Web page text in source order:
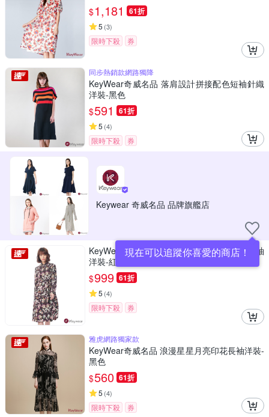
$1,181 61折
5 (3)
限時下殺 券
同步熱銷款網路獨降
KeyWear奇威名品 落肩設計拼接配色短袖針織
洋裝-黑色
$591 61折
5 (4)
限時下殺 券
Keywear 奇威名品 品牌旗艦店
現在可以追蹤你喜愛的商店！
KeyWear奇威名品 翻領開襟綁帶花卉印花長袖
洋裝-紅咖啡色
$999 61折
5 (4)
限時下殺 券
雅虎網路獨家款
KeyWear奇威名品 浪漫星星月亮印花長袖洋裝-
黑色
$560 61折
5 (4)
限時下殺 券